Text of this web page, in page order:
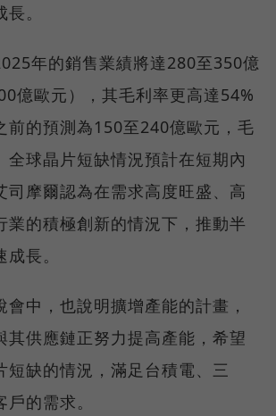
。
年的銷售業績將達280至350億
億歐元），其毛利率更高達54%
前的預測為150至240億歐元，毛
全球晶片短缺情況預計在短期內
司摩爾認為在需求高度旺盛、高
業的積極創新的情況下，推動半
長。
中，也說明擴增產能的計畫，
其供應鏈正努力提高產能，希望
短缺的情況，滿足台積電、三
的需求。